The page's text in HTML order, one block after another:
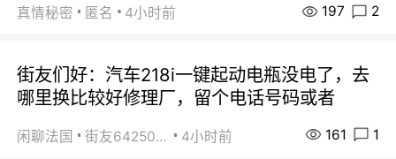
真情秘密 匿名 4小时前 197 2
街友们好：汽车218i一键起动电瓶没电了，去
哪里换比较好修理厂，留个电话号码或者
闲聊法国 街友64250024 4小时前 161 1